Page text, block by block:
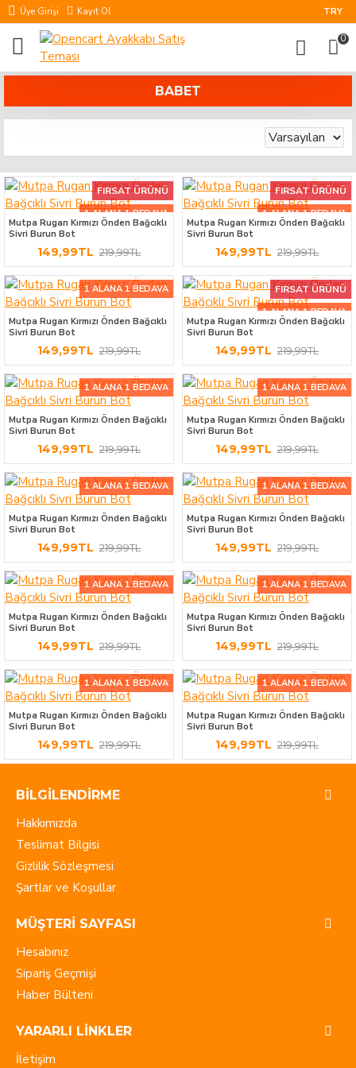
Üye Girişi Kayıt Ol TRY
0
BABET
FIRSAT ÜRÜNÜ
1 ALANA 1 BEDAVA
Mutpa Rugan Kırmızı Önden Bağcıklı
Sivri Burun Bot
149,99TL 219,99TL
FIRSAT ÜRÜNÜ
1 ALANA 1 BEDAVA
Mutpa Rugan Kırmızı Önden Bağcıklı
Sivri Burun Bot
149,99TL 219,99TL
1 ALANA 1 BEDAVA
Mutpa Rugan Kırmızı Önden Bağcıklı
Sivri Burun Bot
149,99TL 219,99TL
FIRSAT ÜRÜNÜ
1 ALANA 1 BEDAVA
Mutpa Rugan Kırmızı Önden Bağcıklı
Sivri Burun Bot
149,99TL 219,99TL
1 ALANA 1 BEDAVA
Mutpa Rugan Kırmızı Önden Bağcıklı
Sivri Burun Bot
149,99TL 219,99TL
1 ALANA 1 BEDAVA
Mutpa Rugan Kırmızı Önden Bağcıklı
Sivri Burun Bot
149,99TL 219,99TL
1 ALANA 1 BEDAVA
Mutpa Rugan Kırmızı Önden Bağcıklı
Sivri Burun Bot
149,99TL 219,99TL
1 ALANA 1 BEDAVA
Mutpa Rugan Kırmızı Önden Bağcıklı
Sivri Burun Bot
149,99TL 219,99TL
1 ALANA 1 BEDAVA
Mutpa Rugan Kırmızı Önden Bağcıklı
Sivri Burun Bot
149,99TL 219,99TL
1 ALANA 1 BEDAVA
Mutpa Rugan Kırmızı Önden Bağcıklı
Sivri Burun Bot
149,99TL 219,99TL
1 ALANA 1 BEDAVA
Mutpa Rugan Kırmızı Önden Bağcıklı
Sivri Burun Bot
149,99TL 219,99TL
1 ALANA 1 BEDAVA
Mutpa Rugan Kırmızı Önden Bağcıklı
Sivri Burun Bot
149,99TL 219,99TL
BILGILENDIRME
Hakkımızda
Teslimat Bilgisi
Gizlilik Sözleşmesi
Şartlar ve Koşullar
MÜŞTERI SAYFASI
Hesabınız
Sipariş Geçmişi
Haber Bülteni
YARARLI LINKLER
İletişim